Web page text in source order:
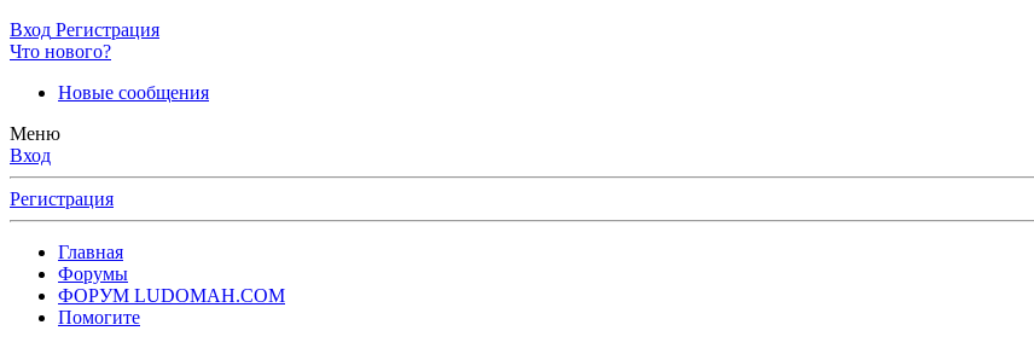
Вход Регистрация
Что нового?
Новые сообщения
Меню
Вход
Регистрация
Главная
Форумы
ФОРУМ LUDOMAH.COM
Помогите